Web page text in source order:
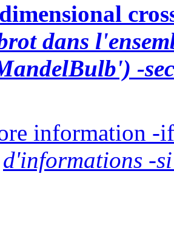
dans
-
information -
d'informations -